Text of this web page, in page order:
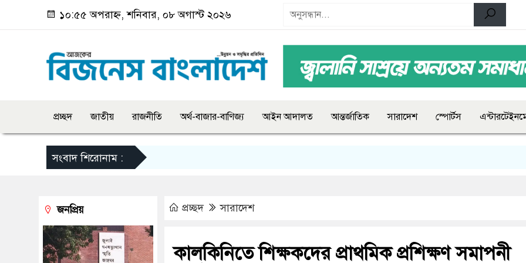
১০:৫৫ অপরাহ্ন, শনিবার, ০৮ অগাস্ট ২০২৬
প্রচ্ছদ জাতীয় রাজনীতি অর্থ-বাজার-বাণিজ্য আইন আদালত আন্তর্জাতিক সারাদেশ স্পোর্টস
সংবাদ শিরোনাম :
প্রচ্ছদ সারাদেশ
কাল‌কি‌নি‌তে শিক্ষক‌দের প্রাথ‌মিক প্র‌শিক্ষণ সমাপনী
জনপ্রিয়